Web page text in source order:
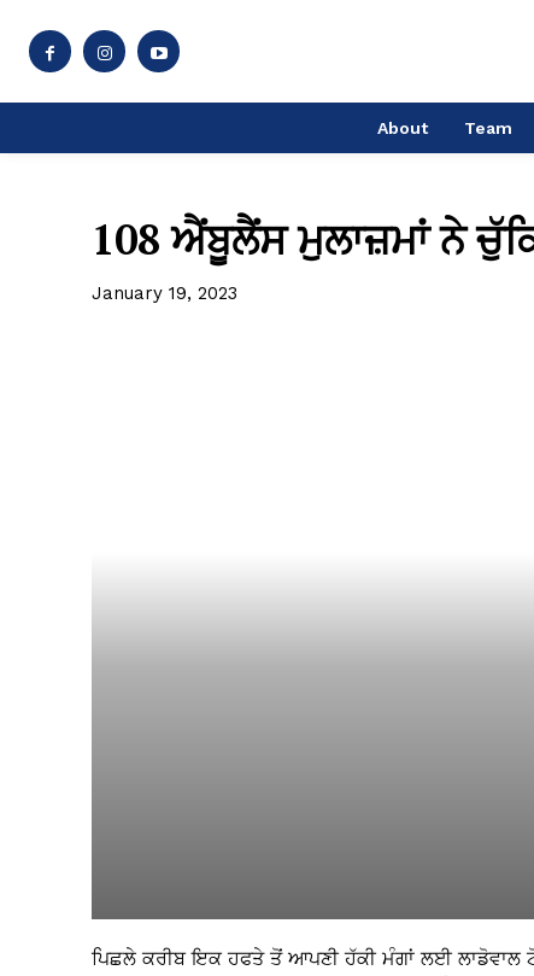
About Team
108 ਐਂਬੂਲੈਂਸ ਮੁਲਾਜ਼ਮਾਂ ਨੇ
January 19, 2023
ਪਿਛਲੇ ਕਰੀਬ ਇਕ ਹਫਤੇ ਤੋਂ ਆਪਣੀ ਹੱਕੀ ਮੰਗਾਂ ਲਈ ਲਾਡੋਵਾਲ